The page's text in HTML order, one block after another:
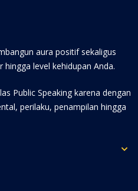
aura positif sekaligus
level kehidupan Anda.
Public Speaking karena dengan
perilaku, penampilan hingga